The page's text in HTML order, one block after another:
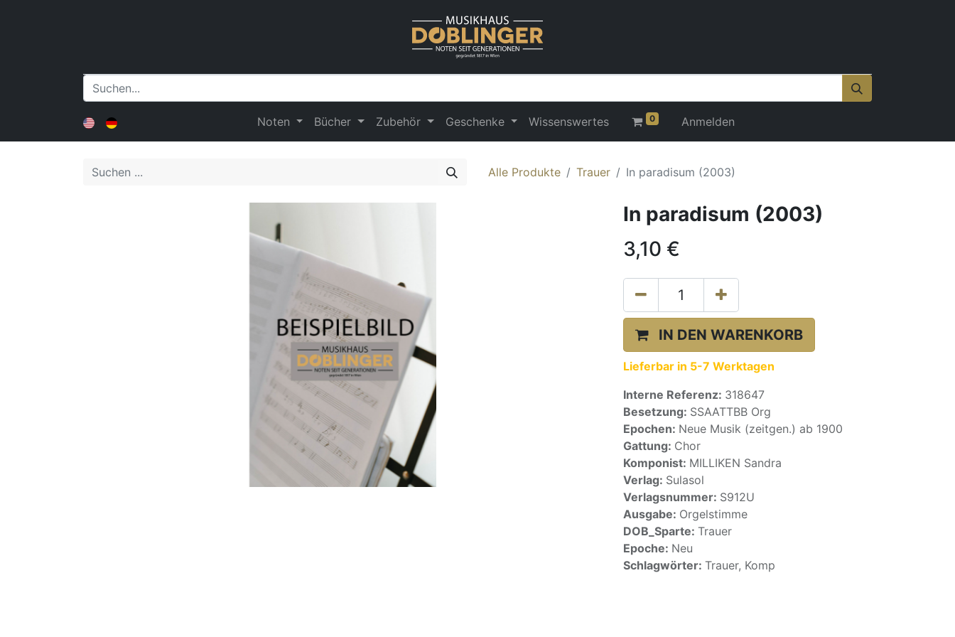
Noten Bücher Zubehör Geschenke Wissenswertes 0 Anmelden
Alle Produkte Trauer In paradisum (2003)
In paradisum (2003)
3,10 €
IN DEN WARENKORB
Lieferbar in 5-7 Werktagen
Interne Referenz: 318647
Besetzung: SSAATTBB Org
Epochen: Neue Musik (zeitgen.) ab 1900
Gattung: Chor
Komponist: MILLIKEN Sandra
Verlag: Sulasol
Verlagsnummer: S912U
Ausgabe: Orgelstimme
DOB_Sparte: Trauer
Epoche: Neu
Schlagwörter: Trauer, Komp